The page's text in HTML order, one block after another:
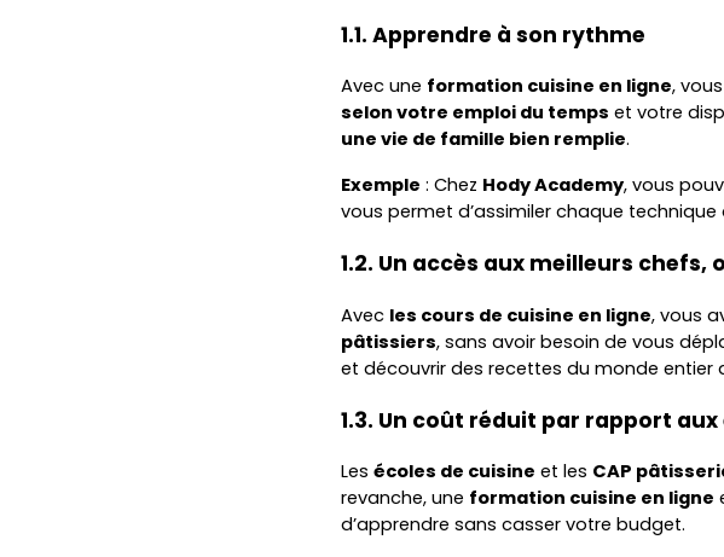
1.1. Apprendre à son rythme
Avec une formation cuisine en ligne,
selon votre emploi du temps et votre
une vie de famille bien remplie.
Exemple : Chez Hody Academy, vous
vous permet d’assimiler chaque
1.2. Un accès aux meilleurs chefs,
Avec les cours de cuisine en ligne, vous
pâtissiers, sans avoir besoin de vous
et découvrir des recettes du monde entier
1.3. Un coût réduit par rapport
Les écoles de cuisine et les CAP
revanche, une formation cuisine en ligne
d’apprendre sans casser votre budget.